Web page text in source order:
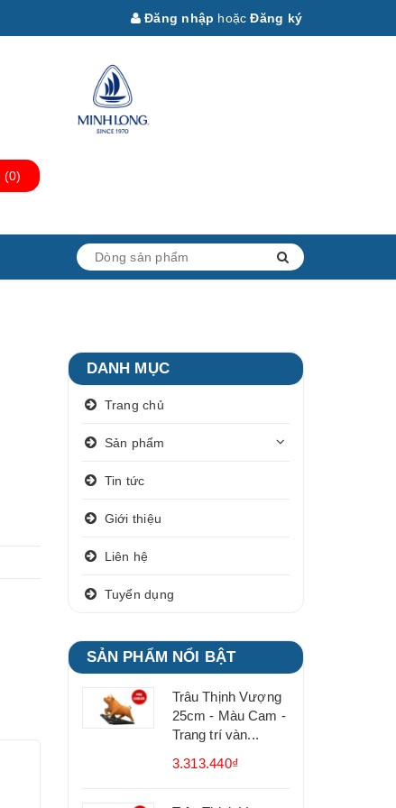
Đăng nhập hoặc Đăng ký
(0)
DANH MỤC
Trang chủ
Sản phẩm
Tin tức
Giới thiệu
Liên hệ
Tuyển dụng
SẢN PHẨM NỔI BẬT
Trâu Thịnh Vượng
25cm - Màu Cam -
Trang trí vàn...
3.313.440₫